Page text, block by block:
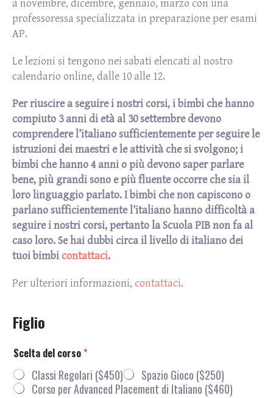
a novembre, dicembre, gennaio, marzo con una
professoressa specializzata in preparazione per esami
AP.
Le lezioni si tengono nei sabati elencati al nostro
calendario online, dalle 10 alle 12.
Per riuscire a seguire i nostri corsi, i bimbi che hanno
compiuto 3 anni di età al 30 settembre devono
comprendere l’italiano sufficientemente per seguire le
istruzioni dei maestri e le attività che si svolgono; i
bimbi che hanno 4 anni o più devono saper parlare
bene, più grandi sono e più fluente occorre che sia il
loro linguaggio parlato. I bimbi che non capiscono o
parlano sufficientemente l’italiano hanno difficoltà a
seguire i nostri corsi, pertanto la Scuola PIB non fa al
caso loro. Se hai dubbi circa il livello di italiano dei
tuoi bimbicontattaci.
Per ulteriori informazioni, contattaci.
Figlio
Scelta del corso *
Classi Regolari ($450)
Spazio Gioco ($250)
Corso per Advanced Placement di Italiano ($460)